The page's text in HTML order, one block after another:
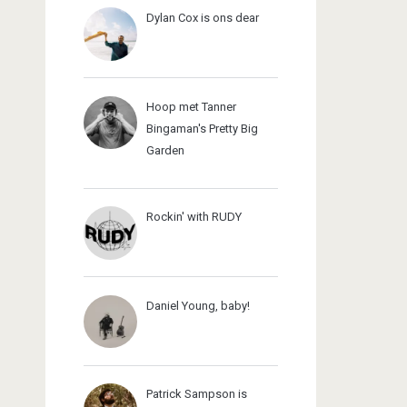
Dylan Cox is ons dear
Hoop met Tanner
Bingaman's Pretty Big
Garden
Rockin' with RUDY
Daniel Young, baby!
Patrick Sampson is